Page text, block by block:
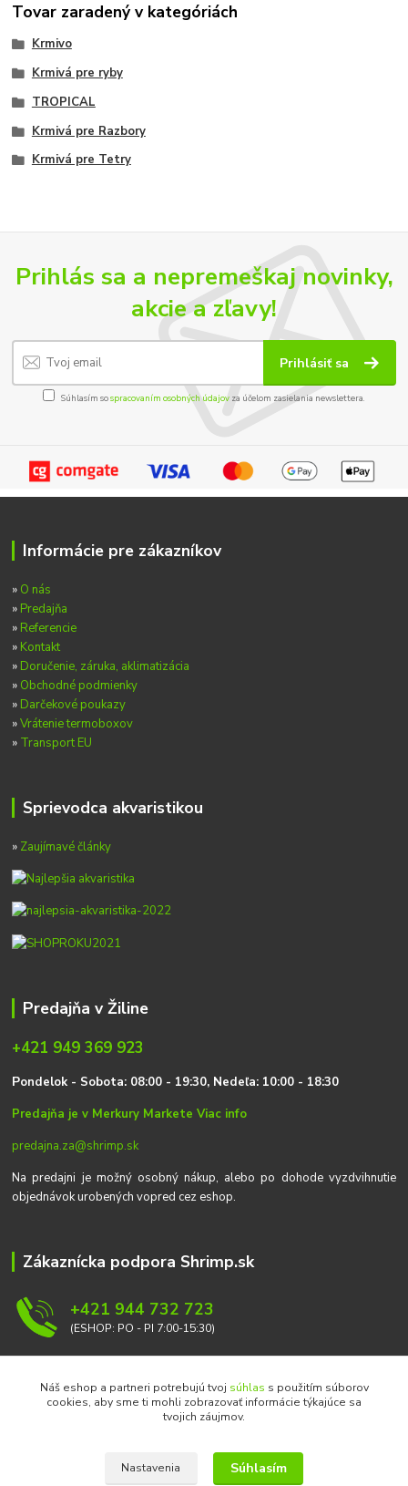
Tovar zaradený v kategóriách
Krmivo
Krmivá pre ryby
TROPICAL
Krmivá pre Razbory
Krmivá pre Tetry
Prihlás sa a nepremeškaj novinky,
akcie a zľavy!
Prihlásiť sa
Súhlasím sospracovaním osobných údajov za účelom zasielania newslettera.
Informácie pre zákazníkov
» O nás
» Predajňa
» Referencie
» Kontakt
» Doručenie, záruka, aklimatizácia
» Obchodné podmienky
» Darčekové poukazy
»Vrátenie termoboxov
» Transport EU
Sprievodca akvaristikou
» Zaujímavé články
Predajňa v Žiline
+421 949 369 923
Pondelok - Sobota: 08:00 - 19:30, Nedeľa: 10:00 - 18:30
Predajňa je v Merkury MarketeViac info
predajna.za@shrimp.sk
Na predajni je možný osobný nákup, alebo po dohode vyzdvihnutie
objednávok urobených vopred cez eshop.
Zákaznícka podpora Shrimp.sk
+421 944 732 723
(ESHOP: PO - PI 7:00-15:30)
Náš eshop a partneri potrebujú tvoj súhlas s použitím súborov
cookies, aby sme ti mohli zobrazovať informácie týkajúce sa
tvojich záujmov.
Nastavenia Súhlasím